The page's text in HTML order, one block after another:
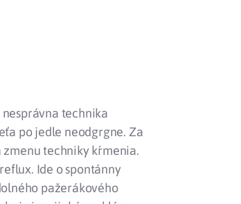
technika
po jedle neodgrgne. Za
techniky kŕmenia.
Ide o spontánny
pažerákového